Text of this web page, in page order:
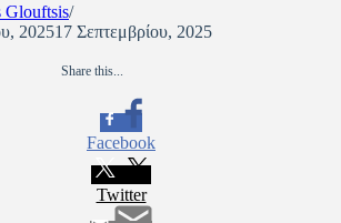
Glouftsis
202517 Σεπτεμβρίου, 2025
Share this...
Facebook
Twitter